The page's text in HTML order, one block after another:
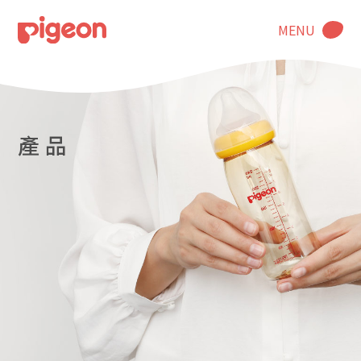
MENU
產 品